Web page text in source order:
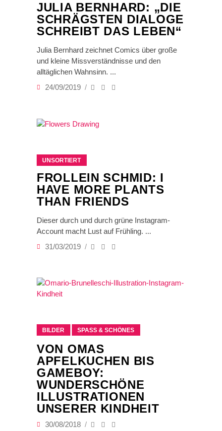
JULIA BERNHARD: „DIE
SCHRÄGSTEN DIALOGE
SCHREIBT DAS LEBEN“
Julia Bernhard zeichnet Comics über große
und kleine Missverständnisse und den
alltäglichen Wahnsinn.
24/09/2019
UNSORTIERT
FROLLEIN SCHMID: I
HAVE MORE PLANTS
THAN FRIENDS
Dieser durch und durch grüne Instagram-
Account macht Lust auf Frühling.
31/03/2019
BILDER SPASS & SCHÖNES
VON OMAS
APFELKUCHEN BIS
GAMEBOY:
WUNDERSCHÖNE
ILLUSTRATIONEN
UNSERER KINDHEIT
30/08/2018